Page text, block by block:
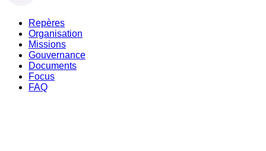
Repères
Organisation
Missions
Gouvernance
Documents
Focus
FAQ